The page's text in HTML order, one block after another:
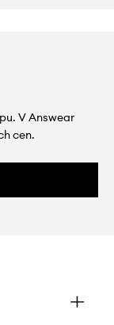
V Answear
cen.